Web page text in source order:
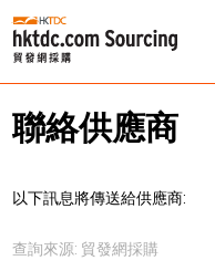
聯絡供應商
以下訊息將傳送給供應商:
查詢來源: 貿發網採購